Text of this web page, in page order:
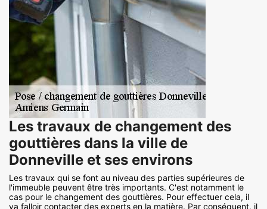
Les travaux de changement des
gouttières dans la ville de
Donneville et ses environs
Les travaux qui se font au niveau des parties supérieures de
l'immeuble peuvent être très importants. C'est notamment le
cas pour le changement des gouttières. Pour effectuer cela, il
va falloir contacter des experts en la matière. Par conséquent, il